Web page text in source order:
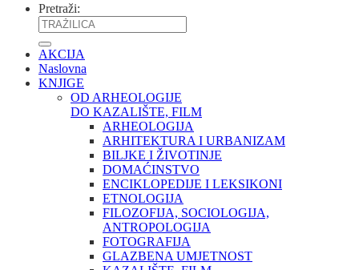
Pretraži:
AKCIJA
Naslovna
KNJIGE
OD ARHEOLOGIJE
DO KAZALIŠTE, FILM
ARHEOLOGIJA
ARHITEKTURA I URBANIZAM
BILJKE I ŽIVOTINJE
DOMAĆINSTVO
ENCIKLOPEDIJE I LEKSIKONI
ETNOLOGIJA
FILOZOFIJA, SOCIOLOGIJA,
ANTROPOLOGIJA
FOTOGRAFIJA
GLAZBENA UMJETNOST